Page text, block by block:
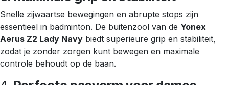
Snelle zijwaartse bewegingen en abrupte stops zijn
essentieel in badminton. De buitenzool van de Yonex
Aerus Z2 Lady Navy biedt superieure grip en stabiliteit,
zodat je zonder zorgen kunt bewegen en maximale
controle behoudt op de baan.